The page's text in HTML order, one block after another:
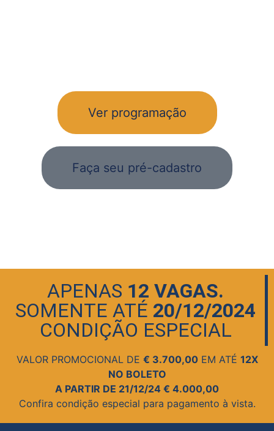
Ver programação
Faça seu pré-cadastro
APENAS 12 VAGAS.
SOMENTE ATÉ 20/12/2024
CONDIÇÃO ESPECIAL
VALOR PROMOCIONAL DE € 3.700,00EM ATÉ 12X
NO BOLETO
A PARTIR DE 21/12/24 € 4.000,00
Confira condição especial para pagamento à vista.